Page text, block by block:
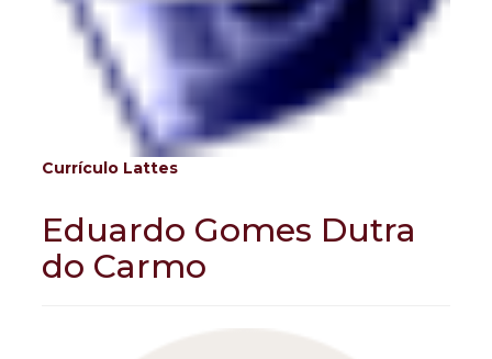
Currículo Lattes
Eduardo Gomes Dutra
do Carmo